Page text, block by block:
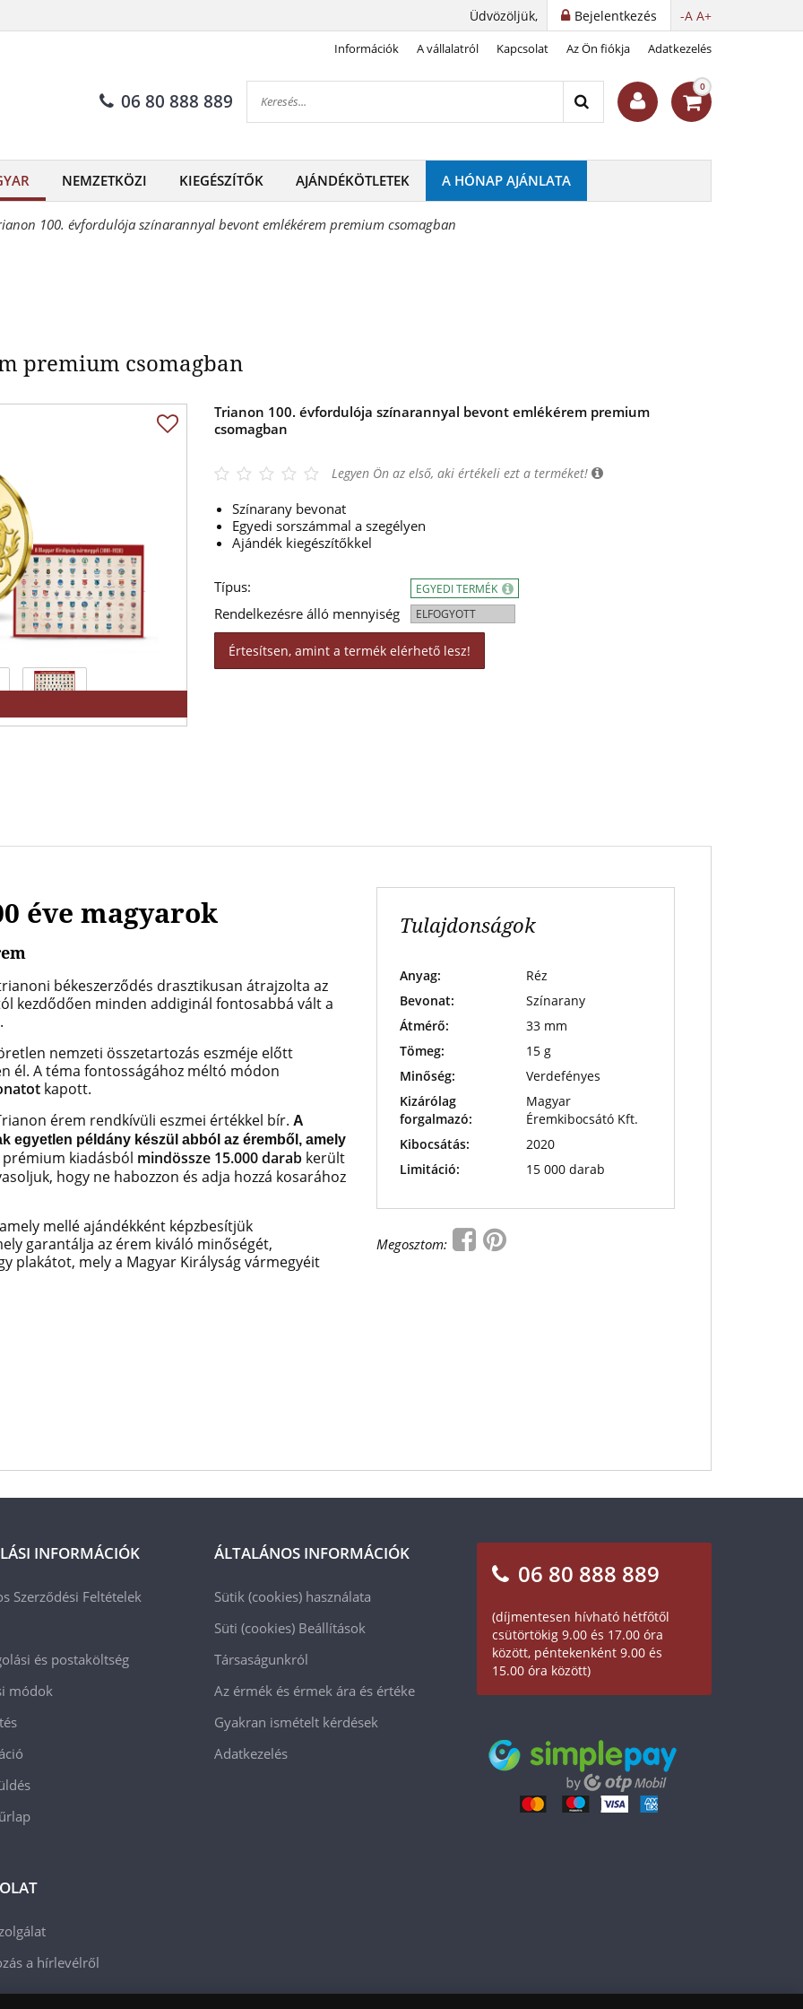
-A A+
Bejelentkezés
Üdvözöljük,
Információk A vállalatról Kapcsolat Az Ön fiókja Adatkezelés
06 80 888 889
0
NEMZETKÖZI KIEGÉSZÍTŐK AJÁNDÉKÖTLETEK A HÓNAP AJÁNLATA
100. évfordulója színarannyal bevont emlékérem premium csomagban
premium csomagban
Trianon 100. évfordulója színarannyal bevont emlékérem premium
csomagban
Legyen Ön az első, aki értékeli ezt a terméket!
Színarany bevonat
Egyedi sorszámmal a szegélyen
Ajándék kiegészítőkkel
Típus:
Rendelkezésre álló mennyiség
EGYEDI TERMÉK
ELFOGYOTT
Értesítsen, amint a termék elérhető lesz!
éve magyarok
békeszerződés drasztikusan átrajzolta az
kezdődően minden addiginál fontosabbá vált a
nemzeti összetartozás eszméje előtt
él. A téma fontosságához méltó módon
kapott.
érem rendkívüli eszmei értékkel bír. A
egyetlen példány készül abból az éremből, amely
kiadásból mindössze 15.000 darab került
hogy ne habozzon és adja hozzá kosarához
mellé ajándékként képzbesítjük
garantálja az érem kiváló minőségét,
plakátot, mely a Magyar Királyság vármegyéit
Tulajdonságok
Anyag:
Réz
Bevonat:
Színarany
Átmérő:
33 mm
Tömeg:
15 g
Minőség:
Verdefényes
Kizárólag
forgalmazó:
Magyar
Éremkibocsátó Kft.
Kibocsátás:
2020
Limitáció:
15 000 darab
Megosztom:
Jubileumi Trianon érem
INFORMÁCIÓK
Szerződési Feltételek
és postaköltség
módok
a hírlevélről
ÁLTALÁNOS INFORMÁCIÓK
Sütik (cookies) használata
Süti (cookies) Beállítások
Társaságunkról
Az érmék és érmek ára és értéke
Gyakran ismételt kérdések
Adatkezelés
06 80 888 889
(díjmentesen hívható hétfőtől
csütörtökig 9.00 és 17.00 óra
között, péntekenként 9.00 és
15.00 óra között)